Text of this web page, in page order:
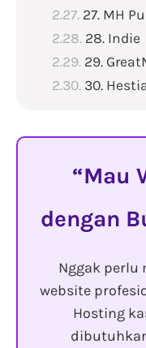
27. MH
28. Indie
29.
30.
Mau
dengan
Nggak perlu
website
Hosting